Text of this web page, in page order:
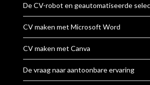
De CV-robot en geautomatiseerde
CV maken met Microsoft Word
CV maken met Canva
De vraag naar aantoonbare ervaring